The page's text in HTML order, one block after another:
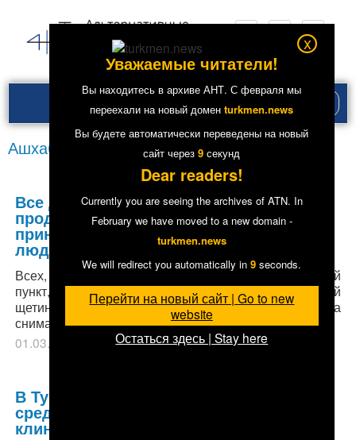
меню
Ашхабад
Все дело в бороде? В Ашхабаде
продолжается кампания по
принудительному бритью молодых
людей
Всех, кто не сбривал бороду, доставляют в опорный
пункт, где сперва фотографируют с отросшей
щетиной, потом вручают одноразовую бритву и снова
снимают, уже без бороды, на фотокамеру.
01.03.2019
в рубрикеГлавное,Общество.
В Туркменистане объявлен сбор
средств на создание ветеринарной
клиники с приютом
x
Уважаемые читатели!
Вы находитесь в архиве АНТ. С февраля мы
переехали на новый доменturkmen.news
Вы будете автоматически переведены на новый
сайт через8 секунд
Dear readers!
Currently you are seeing the archives of ATN. In
February we have moved to a new domain -
turkmen.news
We will redirect you automatically in8 seconds.
Перейти на новый сайт | Go to new
website
Остаться здесь | Stay here